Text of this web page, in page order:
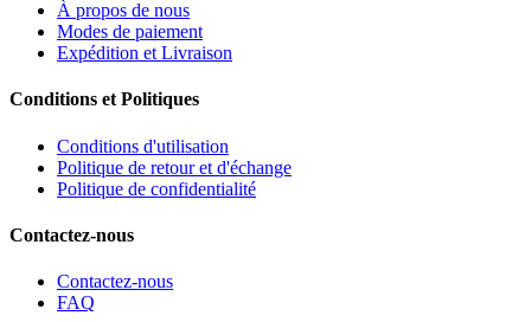
À propos de nous
Modes de paiement
Expédition et Livraison
Conditions et Politiques
Conditions d'utilisation
Politique de retour et d'échange
Politique de confidentialité
Contactez-nous
Contactez-nous
FAQ